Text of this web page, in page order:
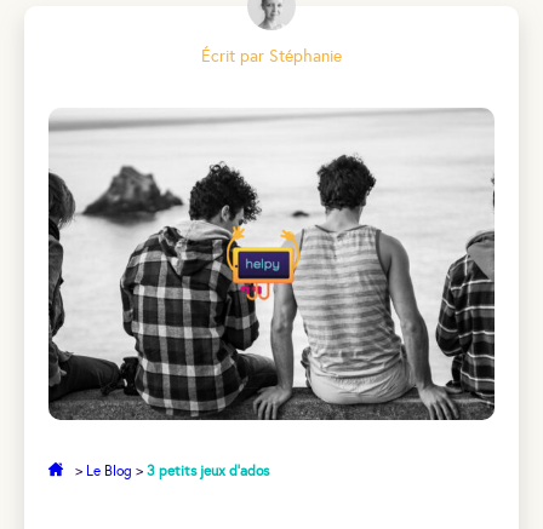
Écrit par Stéphanie
> Le Blog > 3 petits jeux d’ados